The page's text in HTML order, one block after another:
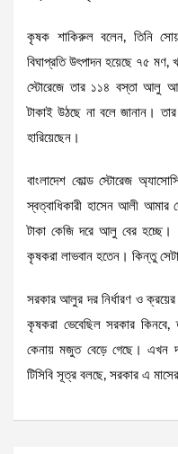
কৃষক শাকিরুল বলেন, তিনি
বিঘাপ্রতি উৎপাদন হয়েছে ৭৫
স্টোরেজে তার ১১৪ বস্তা আলু
টাকাই উঠছে না বলে জানান।
হারিয়েছেন।
বাংলাদেশ কোল্ড স্টোরেজ
স্বত্বাধিকারী হাসেন আলী আমার
টাকা কেজি দরে আলু বের হচ্ছে।
কৃষকরা লাভবান হতেন। কিন্তু
সরকার আলুর দর নির্ধারণ ও
কৃষকরা ভেবেছিল সরকার
কেনায় মজুত বেড়ে গেছে। এখন
টিসিবি সূত্র বলছে, সরকার এ